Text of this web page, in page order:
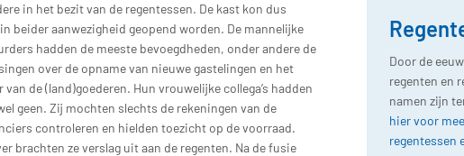
in het bezit van de regentessen. De kast kon dus
beider aanwezigheid geopend worden. De mannelijke
hadden de meeste bevoegdheden, onder andere de
over de opname van nieuwe gastelingen en het
van de (land)goederen. Hun vrouwelijke collega’s hadden
geen. Zij mochten slechts de rekeningen van de
controleren en hielden toezicht op de voorraad.
brachten ze verslag uit aan de regenten. Na de fusie
Door de
regenten en
namen zijn
hier voor
regentessen